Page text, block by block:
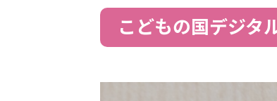
こどもの国デジ